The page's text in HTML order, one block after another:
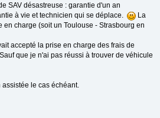
SAV désastreuse : garantie d'un an
à vie et technicien qui se déplace.
La
charge (soit un Toulouse - Strasbourg en
accepté la prise en charge des frais de
que je n'ai pas réussi à trouver de véhicule
le cas échéant.